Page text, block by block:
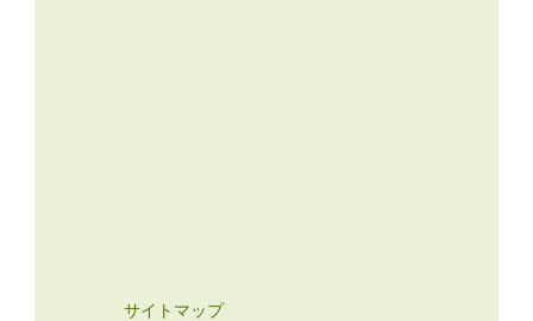
サイトマップ